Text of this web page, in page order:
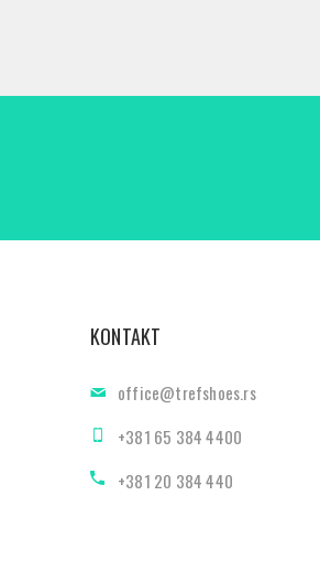
KONTAKT
office@trefshoes.rs
+381 65 384 4400
+381 20 384 440